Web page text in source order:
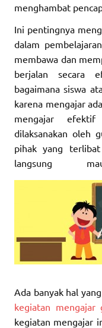
menghambat
Ini pentingnya
dalam
membawa dan
berjalan secara
bagaimana siswa
karena mengajar
mengajar
dilaksanakan oleh
pihak yang
langsung
Ada banyak hal
kegiatan mengajar
kegiatan mengajar